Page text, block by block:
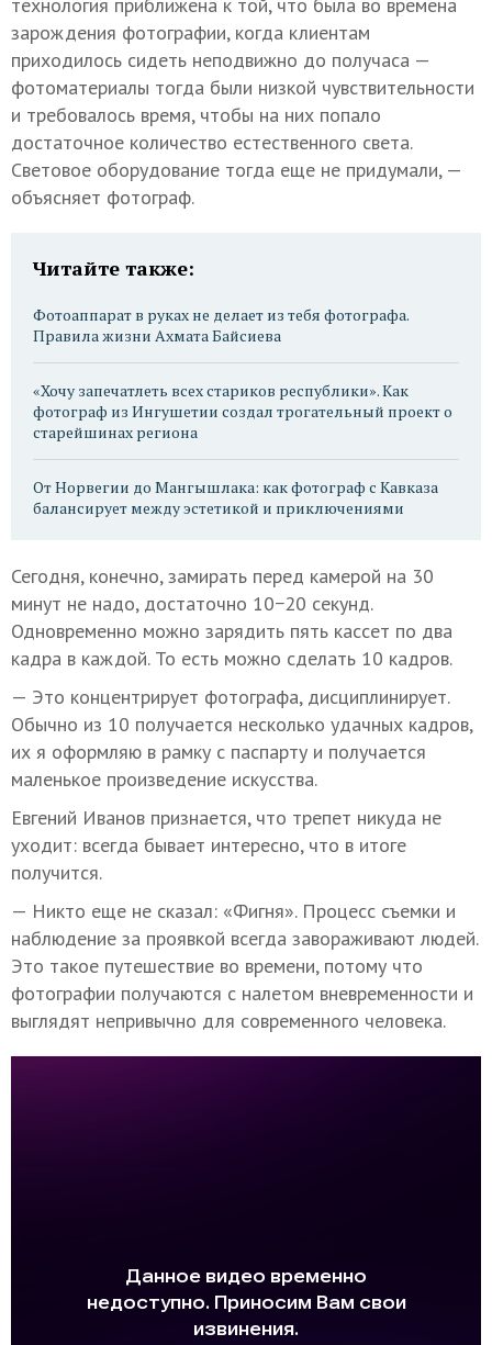
зарождения фотографии, когда клиентам
приходилось сидеть неподвижно до получаса —
фотоматериалы тогда были низкой чувствительности
и требовалось время, чтобы на них попало
достаточное количество естественного света.
Световое оборудование тогда еще не придумали, —
объясняет фотограф.
Читайте также:
Фотоаппарат в руках не делает из тебя фотографа.
Правила жизни Ахмата Байсиева
«Хочу запечатлеть всех стариков республики». Как
фотограф из Ингушетии создал трогательный проект о
старейшинах региона
От Норвегии до Мангышлака: как фотограф с Кавказа
балансирует между эстетикой и приключениями
Сегодня, конечно, замирать перед камерой на 30
минут не надо, достаточно 10−20 секунд.
Одновременно можно зарядить пять кассет по два
кадра в каждой. То есть можно сделать 10 кадров.
— Это концентрирует фотографа, дисциплинирует.
Обычно из 10 получается несколько удачных кадров,
их я оформляю в рамку с паспарту и получается
маленькое произведение искусства.
Евгений Иванов признается, что трепет никуда не
уходит: всегда бывает интересно, что в итоге
получится.
— Никто еще не сказал: «Фигня». Процесс съемки и
наблюдение за проявкой всегда завораживают людей.
Это такое путешествие во времени, потому что
фотографии получаются с налетом вневременности и
выглядят непривычно для современного человека.